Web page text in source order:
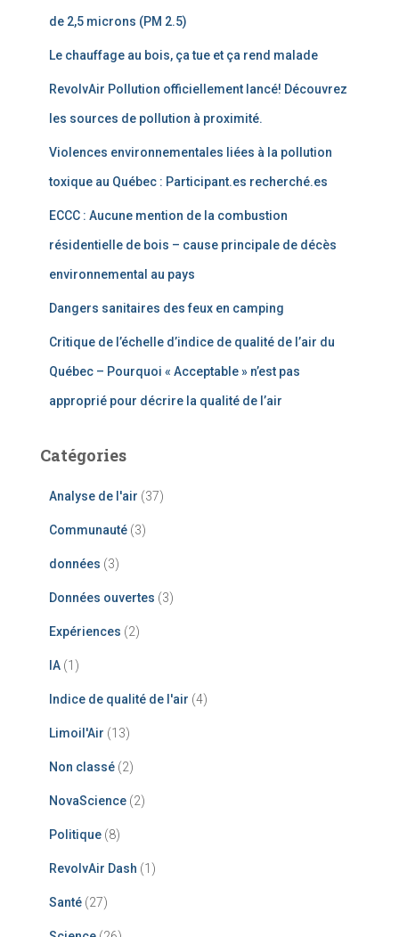
de 2,5 microns (PM 2.5)
Le chauffage au bois, ça tue et ça rend malade
RevolvAir Pollution officiellement lancé! Découvrez
les sources de pollution à proximité.
Violences environnementales liées à la pollution
toxique au Québec : Participant.es recherché.es
ECCC : Aucune mention de la combustion
résidentielle de bois – cause principale de décès
environnemental au pays
Dangers sanitaires des feux en camping
Critique de l’échelle d’indice de qualité de l’air du
Québec – Pourquoi « Acceptable » n’est pas
approprié pour décrire la qualité de l’air
Catégories
Analyse de l'air (37)
Communauté (3)
données (3)
Données ouvertes (3)
Expériences (2)
IA (1)
Indice de qualité de l'air (4)
Limoil'Air (13)
Non classé (2)
NovaScience (2)
Politique (8)
RevolvAir Dash (1)
Santé (27)